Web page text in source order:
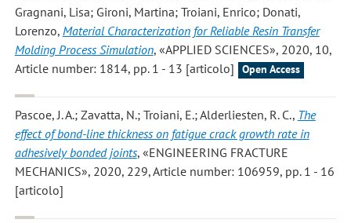
Gragnani, Lisa; Gironi, Martina; Troiani, Enrico; Donati,
Lorenzo, Material Characterization for Reliable Resin Transfer
Molding Process Simulation, «APPLIED SCIENCES», 2020, 10,
Article number: 1814, pp. 1 - 13 [articolo]
Open Access
Pascoe, J. A.; Zavatta, N.; Troiani, E.; Alderliesten, R. C., The
effect of bond-line thickness on fatigue crack growth rate in
adhesively bonded joints, «ENGINEERING FRACTURE
MECHANICS», 2020, 229, Article number: 106959, pp. 1 - 16
[articolo]